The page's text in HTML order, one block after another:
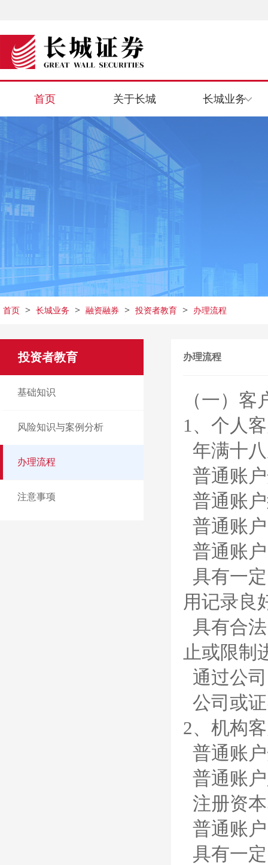
首页 关于长城 长城业务
首页 > 长城业务 > 融资融券 > 投资者教育 > 办理流程
投资者教育
基础知识
风险知识与案例分析
办理流程
注意事项
办理流程
（一）客
1、个人
年满十
普通账
普通账
普通账
普通账
具有一
用记录良
具有合
止或限制
通过公
公司或
2、机构
普通账
普通账
注册资
普通账
具有一